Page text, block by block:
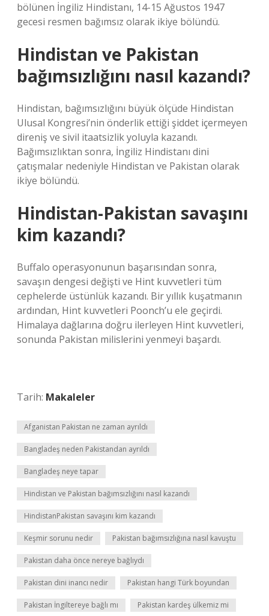
bölünen İngiliz Hindistanı, 14-15 Ağustos 1947
gecesi resmen bağımsız olarak ikiye bölündü.
Hindistan ve Pakistan
bağımsızlığını nasıl kazandı?
Hindistan, bağımsızlığını büyük ölçüde Hindistan
Ulusal Kongresi’nin önderlik ettiği şiddet içermeyen
direniş ve sivil itaatsizlik yoluyla kazandı.
Bağımsızlıktan sonra, İngiliz Hindistanı dini
çatışmalar nedeniyle Hindistan ve Pakistan olarak
ikiye bölündü.
Hindistan-Pakistan savaşını
kim kazandı?
Buffalo operasyonunun başarısından sonra,
savaşın dengesi değişti ve Hint kuvvetleri tüm
cephelerde üstünlük kazandı. Bir yıllık kuşatmanın
ardından, Hint kuvvetleri Poonch’u ele geçirdi.
Himalaya dağlarına doğru ilerleyen Hint kuvvetleri,
sonunda Pakistan milislerini yenmeyi başardı.
Tarih: Makaleler
Afganistan Pakistan ne zaman ayrıldı
Bangladeş neden Pakistandan ayrıldı
Bangladeş neye tapar
Hindistan ve Pakistan bağımsızlığını nasıl kazandı
HindistanPakistan savaşını kim kazandı
Keşmir sorunu nedir Pakistan bağımsızlığına nasıl kavuştu
Pakistan daha önce nereye bağlıydı
Pakistan dini inancı nedir Pakistan hangi Türk boyundan
Pakistan İngiltereye bağlı mı Pakistan kardeş ülkemiz mi